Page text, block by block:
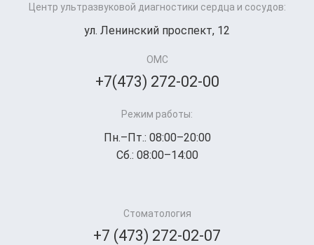
Центр ультразвуковой диагностики сердца и сосудов:
ул. Ленинский проспект, 12
ОМС
+7(473) 272-02-00
Режим работы:
Пн.–Пт.: 08:00–20:00
Сб.: 08:00–14:00
Стоматология
+7 (473) 272-02-07